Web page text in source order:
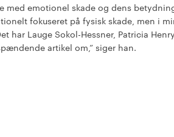
med emotionel skade og dens
fokuseret på fysisk skade, men i
har Lauge Sokol-Hessner, Patricia Henry
artikel om,” siger han.